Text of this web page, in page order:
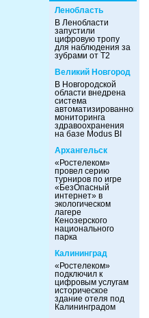
Ленобласть
В Ленобласти
запустили
цифровую тропу
для наблюдения за
зубрами от Т2
Великий Новгород
В Новгородской
области внедрена
система
автоматизированного
мониторинга
здравоохранения
на базе Modus BI
Архангельск
«Ростелеком»
провел серию
турниров по игре
«БезОпасный
интернет» в
экологическом
лагере
Кенозерского
национального
парка
Калининград
«Ростелеком»
подключил к
цифровым услугам
историческое
здание отеля под
Калининградом